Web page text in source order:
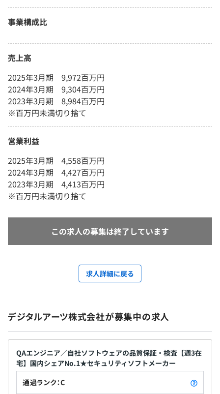
事業構成比
売上高
2025年3月期 9,972百万円
2024年3月期 9,304百万円
2023年3月期 8,984百万円
※百万円未満切り捨て
営業利益
2025年3月期 4,558百万円
2024年3月期 4,427百万円
2023年3月期 4,413百万円
※百万円未満切り捨て
この求人の募集は終了しています
求人詳細に戻る
デジタルアーツ株式会社が募集中の求人
QAエンジニア／自社ソフトウェアの品質保証・検査【週3在
宅】国内シェアNo.1★セキュリティソフトメーカー
通過ランク：C